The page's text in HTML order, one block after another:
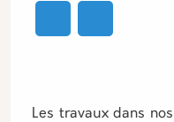
Les travaux dans